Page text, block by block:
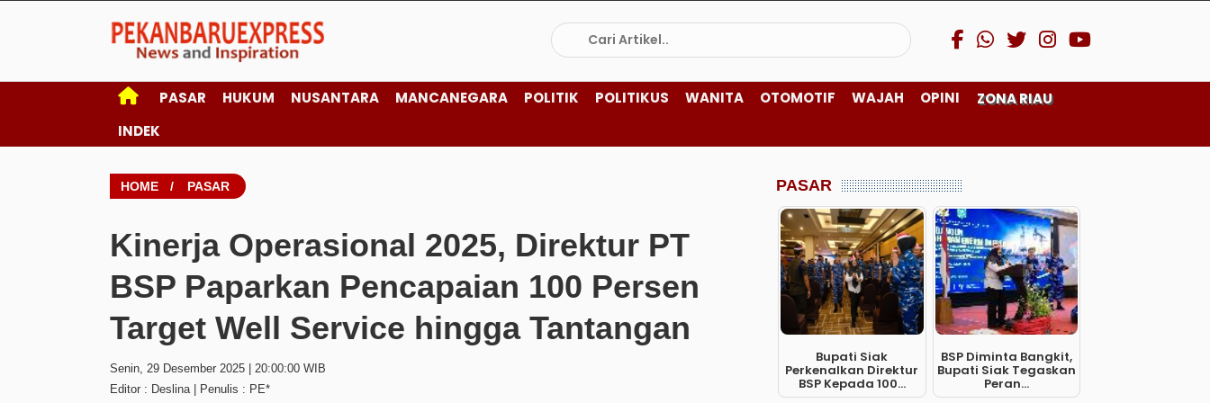
PASAR HUKUM NUSANTARA MANCANEGARA POLITIK POLITIKUS WANITA OTOMOTIF WAJAH OPINI
ZONA RIAU
INDEK
HOME / PASAR
Kinerja Operasional 2025, Direktur PT
BSP Paparkan Pencapaian 100 Persen
Target Well Service hingga Tantangan
Senin, 29 Desember 2025 | 20:00:00 WIB
Editor : Deslina | Penulis : PE*
PASAR
Bupati Siak
Perkenalkan Direktur
BSP Kepada 100...
BSP Diminta Bangkit,
Bupati Siak Tegaskan
Peran...